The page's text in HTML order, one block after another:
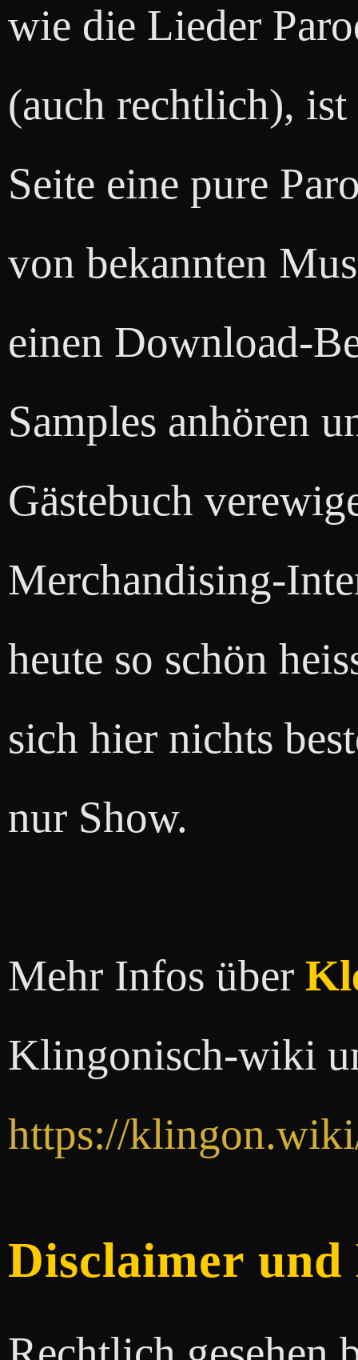
wie die Lieder
(auch rechtlich),
Seite eine pure
von bekannten
einen Download-
Samples anhören
Gästebuch
Merchandising-
heute so schön
sich hier nichts
nur Show.
Mehr Infos über
Klingonisch-wiki
https://
Disclaimer